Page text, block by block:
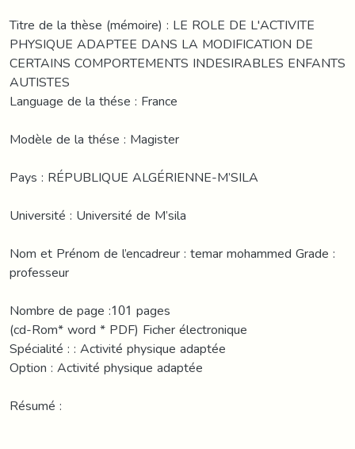
Titre de la thèse (mémoire) : LE ROLE DE L'ACTIVITE
PHYSIQUE ADAPTEE DANS LA MODIFICATION DE
CERTAINS COMPORTEMENTS INDESIRABLES ENFANTS
AUTISTES
Language de la thése : France
Modèle de la thése : Magister
Pays : RÉPUBLIQUE ALGÉRIENNE-M’SILA
Université : Université de M’sila
Nom et Prénom de l’encadreur : temar mohammed Grade :
professeur
Nombre de page :101 pages
(cd-Rom* word * PDF) Ficher électronique
Spécialité : : Activité physique adaptée
Option : Activité physique adaptée
Résumé :